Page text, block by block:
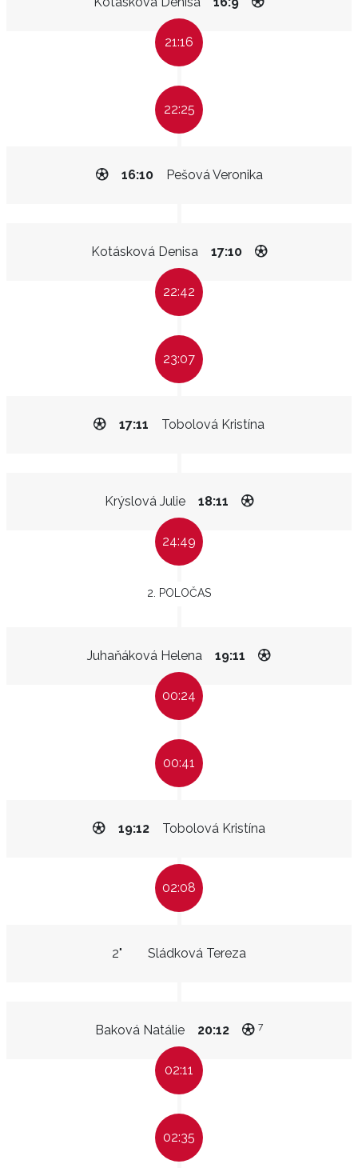
21:16
22:25
Pešová Veronika
16:10
Kotásková Denisa 17:10
22:42
23:07
Tobolová Kristína
17:11
Krýslová Julie 18:11
24:49
2. POLOČAS
Juhaňáková Helena 19:11
00:24
00:41
Tobolová Kristína
19:12
02:08
Sládková Tereza
2"
Baková Natálie 20:12 7
02:11
02:35